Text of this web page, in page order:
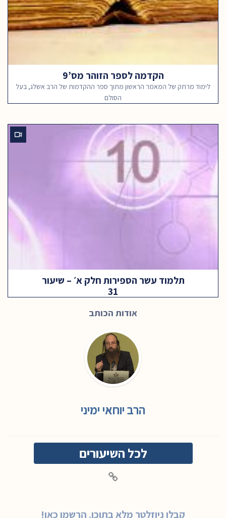
הקדמה לספר הזוהר מס’9
לימוד מרתק של המאמר הראשון מתוך ספר ההקדמות של הרב אשלג, בעל
הסולם
תלמוד עשר הספירות חלק א׳ – שיעור
31
אודות הכותב
הרב יוחאי ימיני
לכל השיעורים
קבלו ניוזלטר מלא בתוכן. הרשמו כאן!